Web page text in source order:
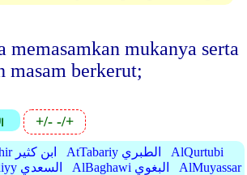
memasamkan mukanya serta
masam berkerut;
+/--/+
IbnKathir ابن كثير AtTabariy الطبري
AlQurtubi
AsSaadiyy السعدي AlBaghawi البغوي
AlMuyassar